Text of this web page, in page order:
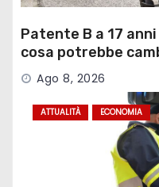
Patente B a 17
cosa potrebbe
della Strada
Ago 8, 2026
ATTUALITÀ ECONOMIA